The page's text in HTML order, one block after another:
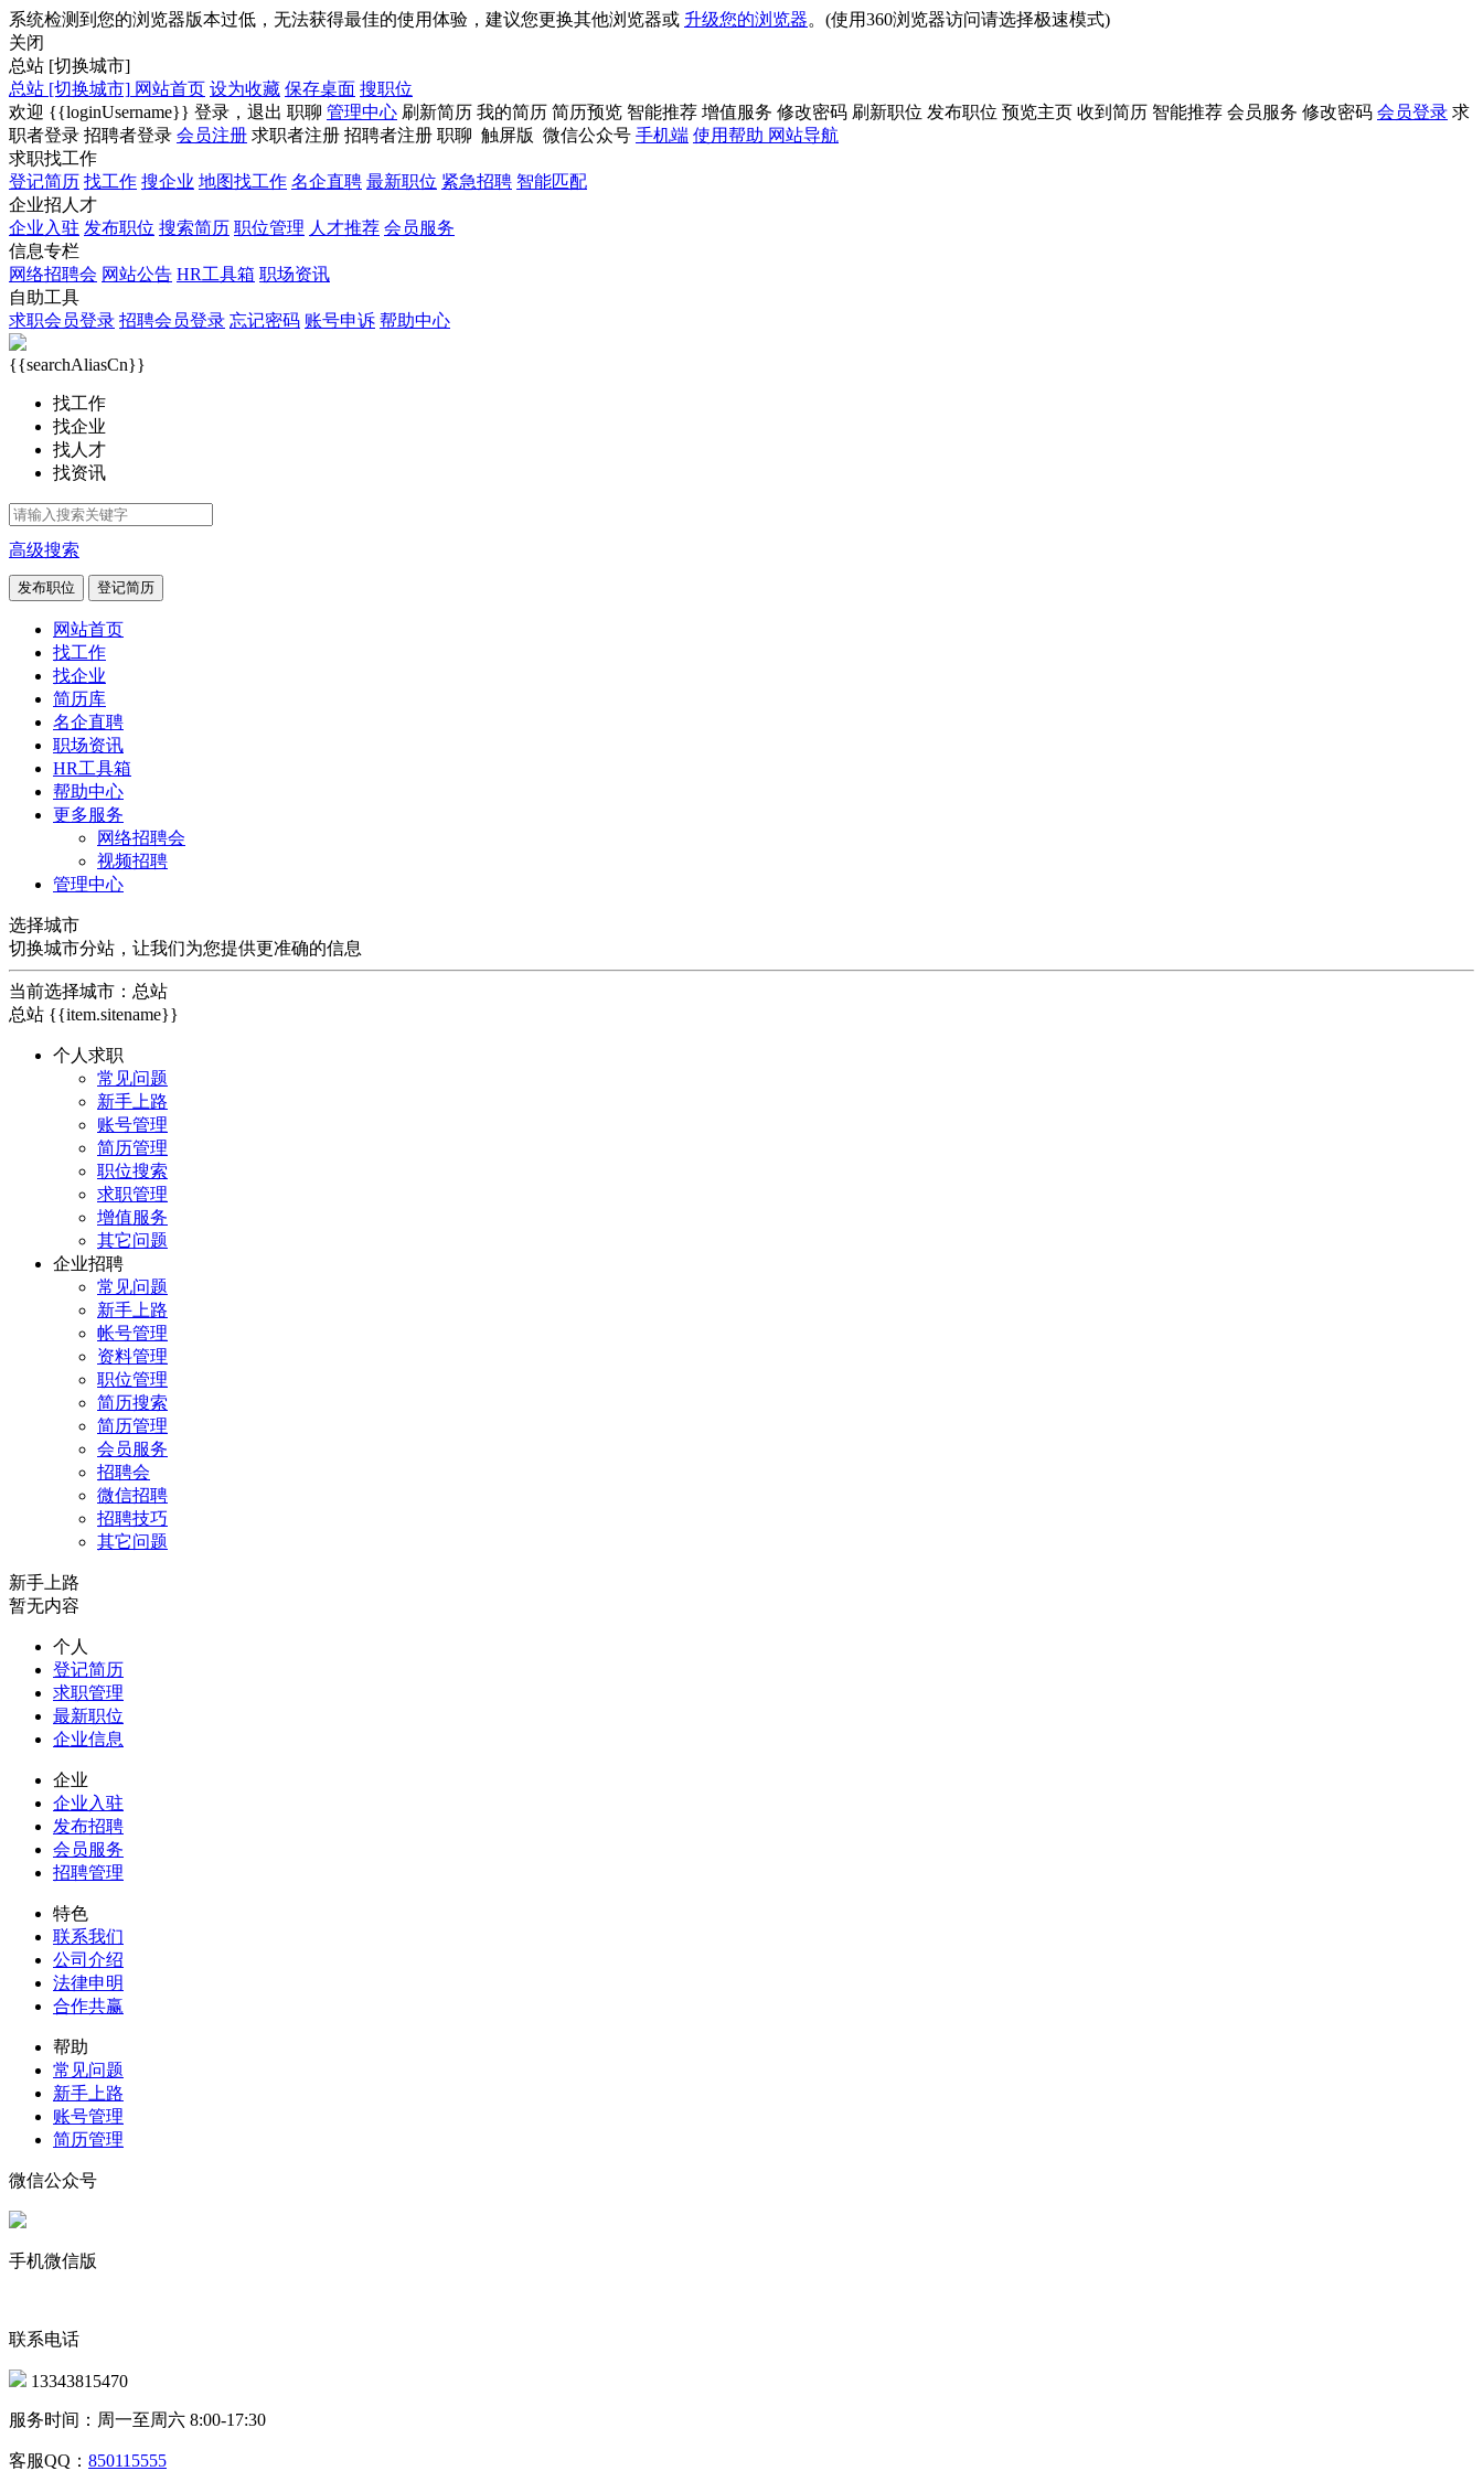
系统检测到您的浏览器版本过低，无法获得最佳的使用体验，建议您更换其他浏览器或 升级您的浏览器。(使用360浏览器访问请选择极速模式)
关闭
总站 [切换城市]
总站 [切换城市] 网站首页 设为收藏 保存桌面 搜职位
欢迎 {{loginUsername}} 登录， 退出 职聊 管理中心 刷新简历 我的简历 简历预览 智能推荐 增值服务 修改密码 刷新职位 发布职位 预览主页 收到简历 智能推荐 会员服务 修改密码 会员登录 求
职者登录 招聘者登录 会员注册 求职者注册 招聘者注册 职聊 触屏版 微信公众号 手机端 使用帮助 网站导航
求职找工作
登记简历 找工作 搜企业 地图找工作 名企直聘 最新职位 紧急招聘 智能匹配
企业招人才
企业入驻 发布职位 搜索简历 职位管理 人才推荐 会员服务
信息专栏
网络招聘会 网站公告 HR工具箱 职场资讯
自助工具
求职会员登录 招聘会员登录 忘记密码 账号申诉 帮助中心
{{searchAliasCn}}
找工作
找企业
找人才
找资讯
高级搜索
发布职位 登记简历
网站首页
找工作
找企业
简历库
名企直聘
职场资讯
HR工具箱
帮助中心
更多服务
网络招聘会
视频招聘
管理中心
选择城市
切换城市分站，让我们为您提供更准确的信息
当前选择城市： 总站
总站 {{item.sitename}}
个人求职
常见问题
新手上路
账号管理
简历管理
职位搜索
求职管理
增值服务
其它问题
企业招聘
常见问题
新手上路
帐号管理
资料管理
职位管理
简历搜索
简历管理
会员服务
招聘会
微信招聘
招聘技巧
其它问题
新手上路
暂无内容
个人
登记简历
求职管理
最新职位
企业信息
企业
企业入驻
发布招聘
会员服务
招聘管理
特色
联系我们
公司介绍
法律申明
合作共赢
帮助
常见问题
新手上路
账号管理
简历管理
微信公众号
手机微信版
联系电话
13343815470
服务时间：周一至周六 8:00-17:30
客服QQ： 850115555